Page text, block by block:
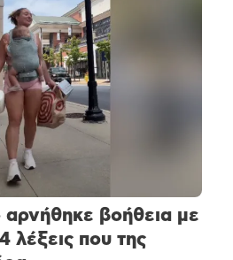
βοήθεια με
λέξεις που της